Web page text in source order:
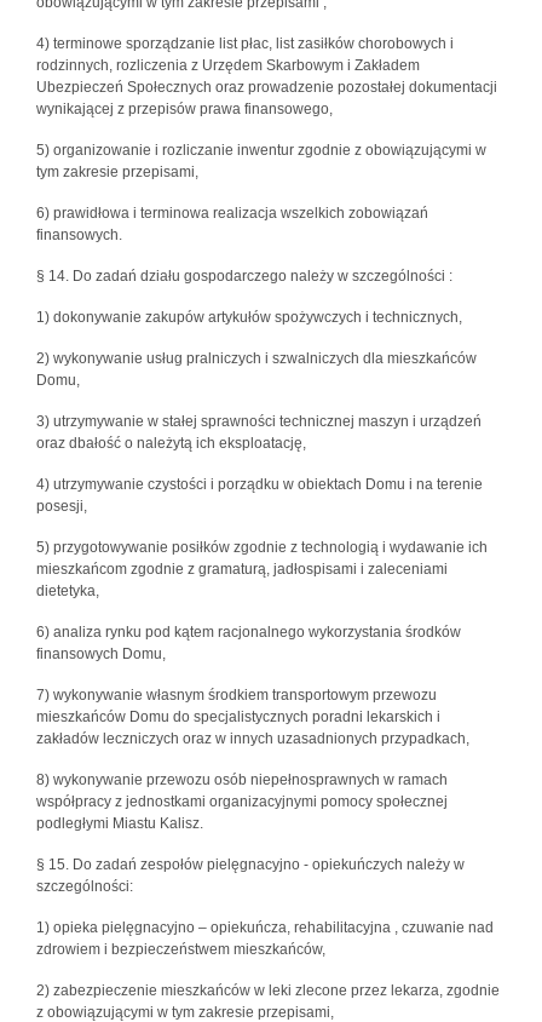
4) terminowe sporządzanie list płac, list zasiłków chorobowych i
rodzinnych, rozliczenia z Urzędem Skarbowym i Zakładem
Ubezpieczeń Społecznych oraz prowadzenie pozostałej dokumentacji
wynikającej z przepisów prawa finansowego,
5) organizowanie i rozliczanie inwentur zgodnie z obowiązującymi w
tym zakresie przepisami,
6) prawidłowa i terminowa realizacja wszelkich zobowiązań
finansowych.
§ 14. Do zadań działu gospodarczego należy w szczególności :
1) dokonywanie zakupów artykułów spożywczych i technicznych,
2) wykonywanie usług pralniczych i szwalniczych dla mieszkańców
Domu,
3) utrzymywanie w stałej sprawności technicznej maszyn i urządzeń
oraz dbałość o należytą ich eksploatację,
4) utrzymywanie czystości i porządku w obiektach Domu i na terenie
posesji,
5) przygotowywanie posiłków zgodnie z technologią i wydawanie ich
mieszkańcom zgodnie z gramaturą, jadłospisami i zaleceniami
dietetyka,
6) analiza rynku pod kątem racjonalnego wykorzystania środków
finansowych Domu,
7) wykonywanie własnym środkiem transportowym przewozu
mieszkańców Domu do specjalistycznych poradni lekarskich i
zakładów leczniczych oraz w innych uzasadnionych przypadkach,
8) wykonywanie przewozu osób niepełnosprawnych w ramach
współpracy z jednostkami organizacyjnymi pomocy społecznej
podległymi Miastu Kalisz.
§ 15. Do zadań zespołów pielęgnacyjno - opiekuńczych należy w
szczególności:
1) opieka pielęgnacyjno – opiekuńcza, rehabilitacyjna , czuwanie nad
zdrowiem i bezpieczeństwem mieszkańców,
2) zabezpieczenie mieszkańców w leki zlecone przez lekarza, zgodnie
z obowiązującymi w tym zakresie przepisami,